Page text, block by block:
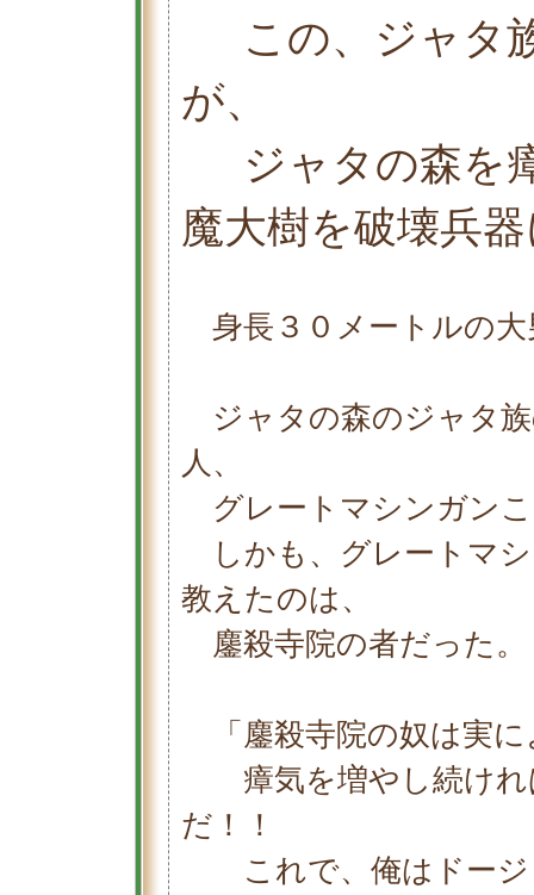
この、ジャタ
が、
ジャタの森を
魔大樹を破壊兵
身長３０メートルの大
ジャタの森のジャタ
人、
グレートマシンガン
しかも、グレートマ
教えたのは、
鏖殺寺院の者だった。
「鏖殺寺院の奴は実
瘴気を増やし続けれ
だ！！
これで、俺はドージ